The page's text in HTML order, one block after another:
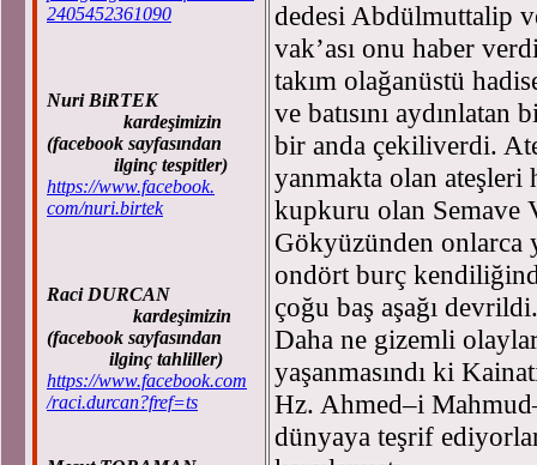
2405452361090
Nuri BiRTEK
kardeşimizin
(facebook sayfasından
ilginç tespitler)
https://www.facebook.
com/nuri.birtek
Raci DURCAN
kardeşimizin
(facebook sayfasından
ilginç tahliller)
https://www.facebook.com
/raci.durcan?fref=ts
dedesi Abdülmuttalip
vak’ası onu haber
takım olağanüstü
ve batısını
bir anda çekiliverdi.
yanmakta olan ateşleri
kupkuru olan Semave
Gökyüzünden onlarca
ondört burç
çoğu baş aşağı
Daha ne gizemli
yaşanmasındı ki
Hz. Ahmed–i
dünyaya teşrif